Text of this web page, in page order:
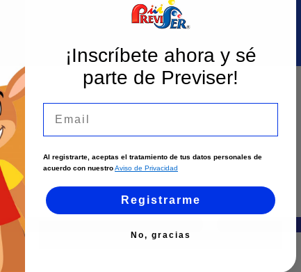
Instagram
¡Inscríbete ahora y sé
parte de Previser!
Al registrarte, aceptas el tratamiento de tus datos personales de
acuerdo con nuestroAviso de Privacidad
Registrarme
No, gracias